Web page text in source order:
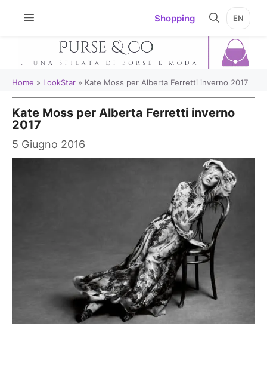
Shopping EN
Home » LookStar » Kate Moss per Alberta Ferretti inverno 2017
Kate Moss per Alberta Ferretti inverno
2017
5 Giugno 2016